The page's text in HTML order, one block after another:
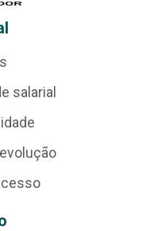
salarial